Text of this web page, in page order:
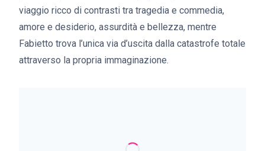
viaggio ricco di contrasti tra tragedia e commedia,
amore e desiderio, assurdità e bellezza, mentre
Fabietto trova l’unica via d’uscita dalla catastrofe totale
attraverso la propria immaginazione.